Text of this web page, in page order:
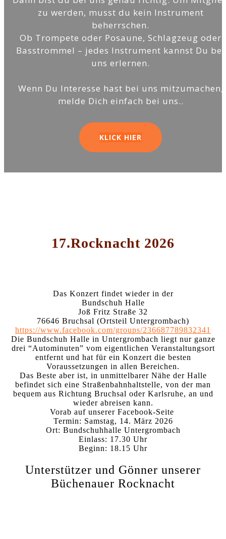
zu werden, musst du kein Instrument
beherrschen.
Ob Trompete oder Posaune, Schlagzeug oder
Basstrommel – jedes Instrument kannst Du bei
uns erlernen.
Wenn Du Interesse hast bei uns mitzumachen,
melde Dich einfach bei uns..
KLICK HIER
17.Rocknacht 2026
Das Konzert findet wieder in der
Bundschuh Halle
Joß Fritz Straße 32
76646 Bruchsal (Ortsteil Untergrombach)
https://www.facebook.com/groups/236687789832341
Die Bundschuh Halle in Untergrombach liegt nur ganze
drei “Autominuten” vom eigentlichen Veranstaltungsort
entfernt und hat für ein Konzert die besten
Voraussetzungen in allen Bereichen.
Das Beste aber ist, in unmittelbarer Nähe der Halle
befindet sich eine Straßenbahnhaltstelle, von der man
bequem aus Richtung Bruchsal oder Karlsruhe, an und
wieder abreisen kann.
Vorab auf unserer Facebook-Seite
Termin: Samstag, 14. März 2026
Ort: Bundschuhhalle Untergrombach
Einlass: 17.30 Uhr
Beginn: 18.15 Uhr
Unterstützer und Gönner unserer
Büchenauer Rocknacht